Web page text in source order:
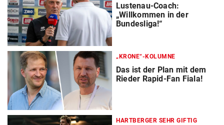
Lustenau-Coach:
„Willkommen in der
Bundesliga!“
„KRONE“-KOLUMNE
Das ist der Plan mit dem
Rieder Rapid-Fan Fiala!
HARTBERGER SEHR GIFTIG